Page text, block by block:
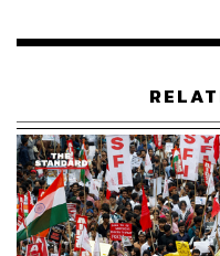
เซกเมนต์ที่เติบโตสูงสุดส
วิดที่นิยมทานอาหารนอก
ปรุงคุณภาพสูง กูร์เมต์ มา
สรรวัตถุดิบพรีเมียมและก
เข้ามาเสริมทัพ เพื่อดึงดูด
สม่ำเสมอ